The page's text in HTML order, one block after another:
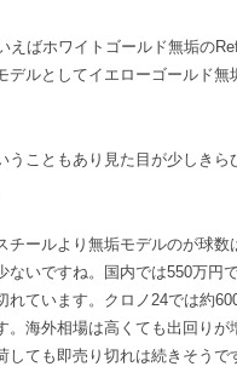
えばホワイトゴールド無垢の
デルとしてイエローゴールド無
うこともあり見た目が少しきら
チールより無垢モデルのが球数
ないですね。国内では550万円
れています。クロノ24では約
。海外相場は高くても出回りが
しても即売り切れは続きそうで